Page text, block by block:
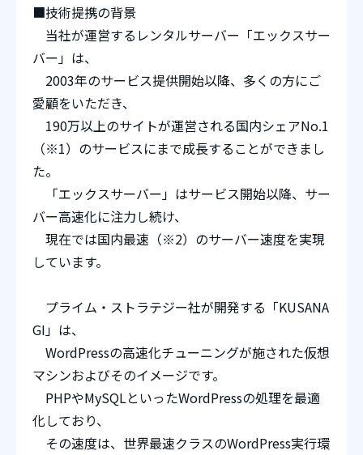
■技術提携の背景
当社が運営するレンタルサーバー「エックスサー
バー」は、
2003年のサービス提供開始以降、多くの方にご
愛顧をいただき、
190万以上のサイトが運営される国内シェアNo.1
（※1）のサービスにまで成長することができまし
た。
「エックスサーバー」はサービス開始以降、サー
バー高速化に注力し続け、
現在では国内最速（※2）のサーバー速度を実現
しています。
プライム・ストラテジー社が開発する「KUSANA
GI」は、
WordPressの高速化チューニングが施された仮想
マシンおよびそのイメージです。
PHPやMySQLといったWordPressの処理を最適
化しており、
その速度は、世界最速クラスのWordPress実行環